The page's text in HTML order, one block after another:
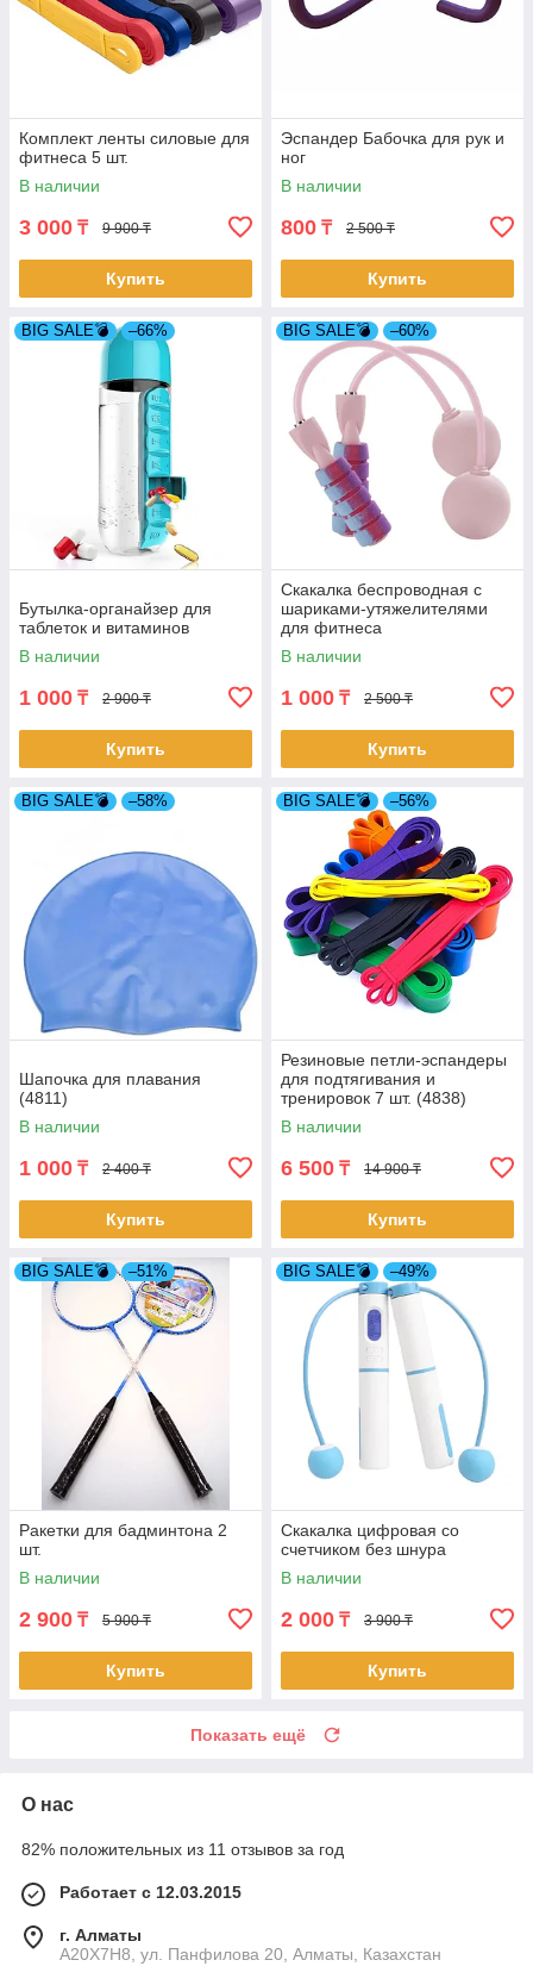
Комплект ленты силовые для
фитнеса 5 шт.
В наличии
3 000 ₸ 9 900 ₸
Купить
Эспандер Бабочка для рук и
ног
В наличии
800 ₸ 2 500 ₸
Купить
BIG SALE💣 –66%
Бутылка-органайзер для
таблеток и витаминов
В наличии
1 000 ₸ 2 900 ₸
Купить
BIG SALE💣 –60%
Скакалка беспроводная с
шариками-утяжелителями
для фитнеса
В наличии
1 000 ₸ 2 500 ₸
Купить
BIG SALE💣 –58%
Шапочка для плавания
(4811)
В наличии
1 000 ₸ 2 400 ₸
Купить
BIG SALE💣 –56%
Резиновые петли-эспандеры
для подтягивания и
тренировок 7 шт. (4838)
В наличии
6 500 ₸ 14 900 ₸
Купить
BIG SALE💣 –51%
Ракетки для бадминтона 2
шт.
В наличии
2 900 ₸ 5 900 ₸
Купить
BIG SALE💣 –49%
Скакалка цифровая со
счетчиком без шнура
В наличии
2 000 ₸ 3 900 ₸
Купить
Показать ещё
О нас
82% положительных из 11 отзывов за год
Работает с 12.03.2015
г. Алматы
A20X7H8, ул. Панфилова 20, Алматы, Казахстан